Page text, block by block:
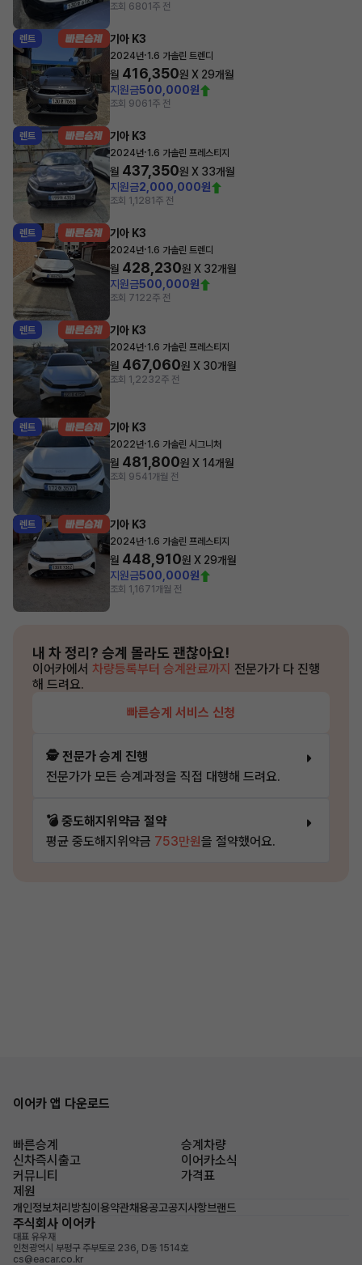
조회 6801주 전
렌트 기아 K3
2024년·1.6 가솔린 트렌디
월 416,350원 X 29개월
지원금500,000원
조회 9061주 전
렌트 기아 K3
2024년·1.6 가솔린 프레스티지
월 437,350원 X 33개월
지원금2,000,000원
조회 1,1281주 전
렌트 기아 K3
2024년·1.6 가솔린 트렌디
월 428,230원 X 32개월
지원금500,000원
조회 7122주 전
렌트 기아 K3
2024년·1.6 가솔린 프레스티지
월 467,060원 X 30개월
조회 1,2232주 전
렌트 기아 K3
2022년·1.6 가솔린 시그니처
월 481,800원 X 14개월
조회 9541개월 전
렌트 기아 K3
2024년·1.6 가솔린 프레스티지
월 448,910원 X 29개월
지원금500,000원
조회 1,1671개월 전
내 차 정리? 승계 몰라도 괜찮아요!
이어카에서 차량등록부터 승계완료까지 전문가가 다 진행
해 드려요.
빠른승계 서비스 신청
🕵️ 전문가 승계 진행
전문가가 모든 승계과정을 직접 대행해 드려요.
💣 중도해지위약금 절약
평균 중도해지위약금 753만원을 절약했어요.
이어카 앱 다운로드
빠른승계
승계차량
신차즉시출고
이어카소식
커뮤니티
가격표
제원
개인정보처리방침이용약관채용공고공지사항브랜드
주식회사 이어카
대표 유우재
인천광역시 부평구 주부토로 236, D동 1514호
cs@eacar.co.kr